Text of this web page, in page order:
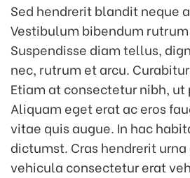
Sed hendrerit blandit neque
Vestibulum bibendum
Suspendisse diam tellus,
nec, rutrum et arcu.
Etiam at consectetur nibh,
Aliquam eget erat ac eros
vitae quis augue. In hac
dictumst. Cras hendrerit
vehicula consectetur erat